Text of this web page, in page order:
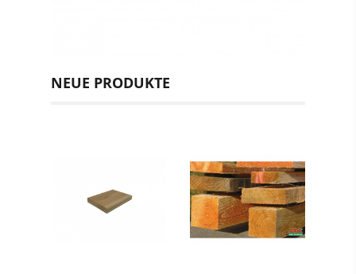
NEUE PRODUKTE